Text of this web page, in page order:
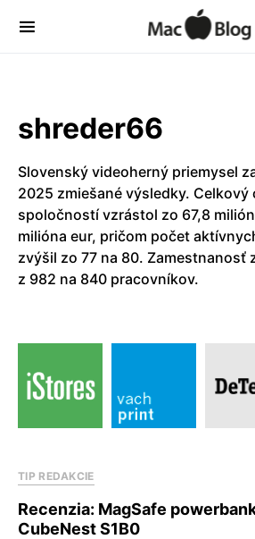
shreder66
Slovenský videoherný priemysel
2025 zmiešané výsledky. Celkový
spoločností vzrástol zo 67,8
milióna eur, pričom počet
zvýšil zo 77 na 80. Zamestnanosť
z 982 na 840 pracovníkov.
TIP REDAKCIE
Recenzia: MagSafe
CubeNest S1B0